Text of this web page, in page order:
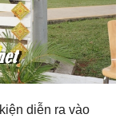
diễn ra vào